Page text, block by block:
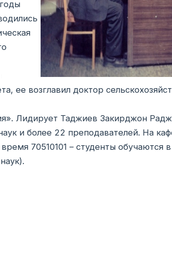
ее возглавил доктор
Лидирует Таджиев Закирджон
и более 22 преподавателей. На
70510101 – студенты обучаются